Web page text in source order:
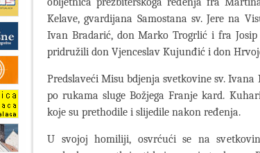
Kelave, gvardijana Samostana sv. Jere na
Ivan Bradarić, don Marko Trogrlić i fra
pridružili don Vjenceslav Kujunđić i don
Predslaveći Misu bdjenja svetkovine sv.
po rukama sluge Božjega Franje kard.
koje su prethodile i slijedile nakon ređenja.
U svojoj homiliji, osvrćući se na